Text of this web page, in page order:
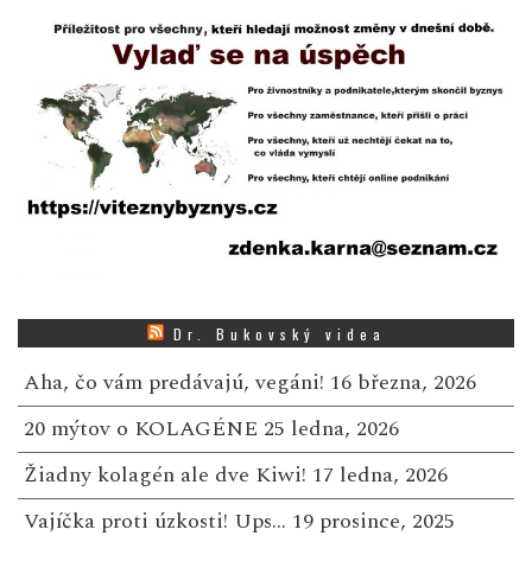
Dr. Bukovský videa
Aha, čo vám predávajú, vegáni! 16 března, 2026
20 mýtov o KOLAGÉNE 25 ledna, 2026
Žiadny kolagén ale dve Kiwi! 17 ledna, 2026
Vajíčka proti úzkosti! Ups… 19 prosince, 2025